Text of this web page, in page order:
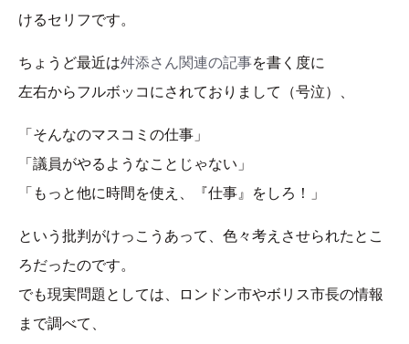
けるセリフです。
ちょうど最近は舛添さん関連の記事を書く度に
左右からフルボッコにされておりまして（号泣）、
「そんなのマスコミの仕事」
「議員がやるようなことじゃない」
「もっと他に時間を使え、『仕事』をしろ！」
という批判がけっこうあって、色々考えさせられたとこ
ろだったのです。
でも現実問題としては、ロンドン市やボリス市長の情報
まで調べて、